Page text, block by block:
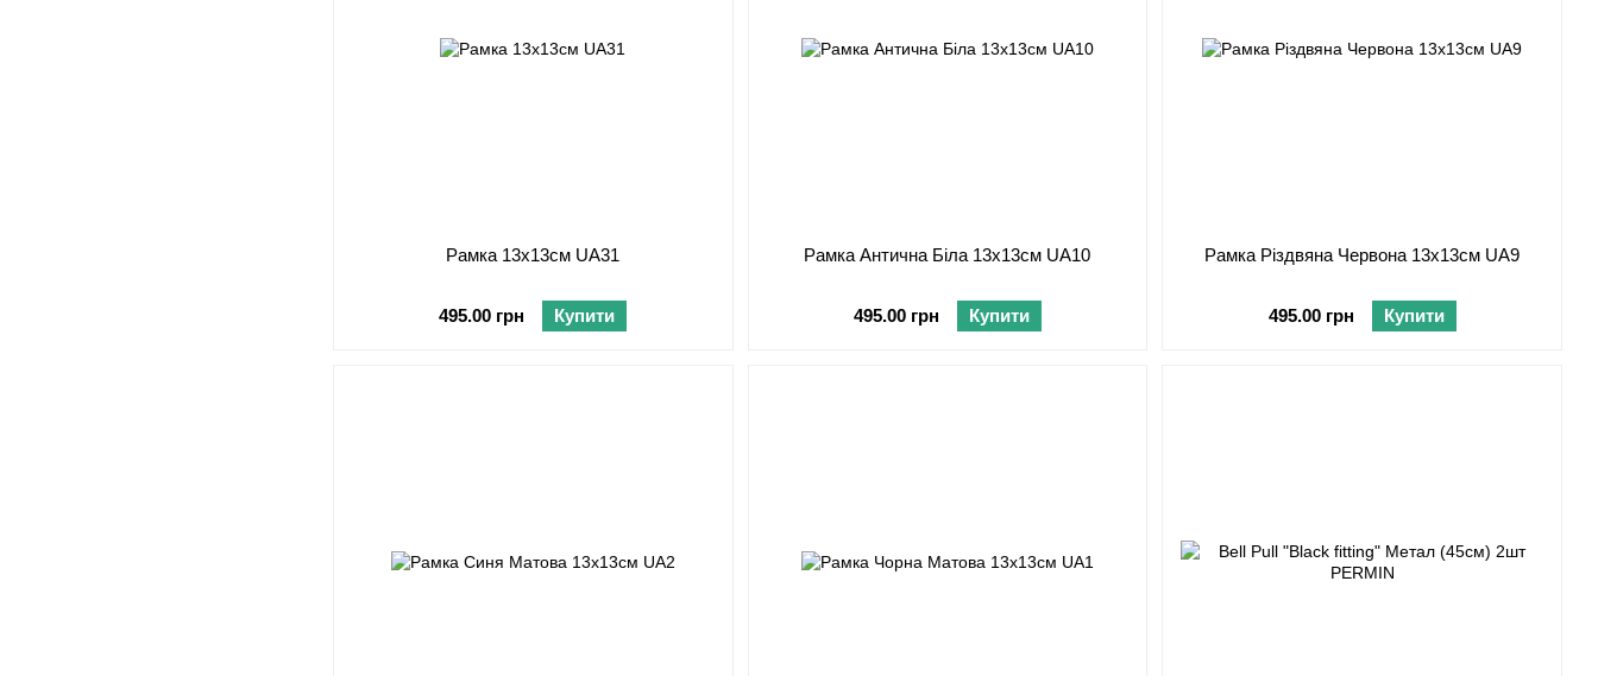
Рамка 13х13см UA31
495.00 грн Купити
Рамка Антична Біла 13х13см UA10
495.00 грн Купити
Рамка Різдвяна Червона 13х13см UA9
495.00 грн Купити